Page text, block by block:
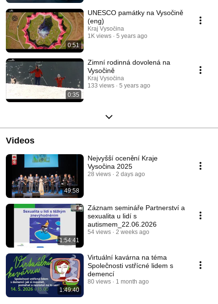
0:51
UNESCO památky na Vysočině
(eng)
Kraj Vysočina
1K views
5 years ago
0:35
Zimní rodinná dovolená na
Vysočině
Kraj Vysočina
133 views
5 years ago
Videos
49:58
Nejvyšší ocenění Kraje
Vysočina 2025
28 views 2 days ago
1:54:41
Záznam semináře Partnerství a
sexualita u lidí s
autismem_22.06.2026
54 views 2 weeks ago
1:49:40
Virtuální kavárna na téma
Společnosti vstřícné lidem s
demencí
80 views 1 month ago